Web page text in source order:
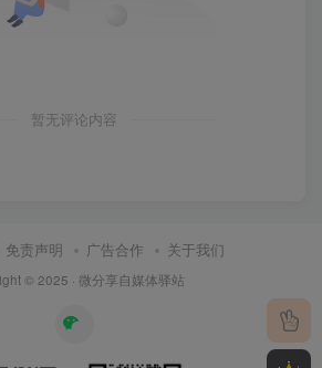
暂无评论内容
免责声明 广告合作 关于我们
© 2025 · 微分享自媒体驿站